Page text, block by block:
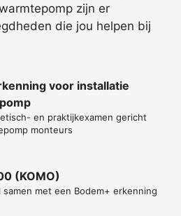
zijn er
die jou helpen bij
voor installatie
en praktijkexamen gericht
monteurs
(KOMO)
samen met een Bodem+ erkenning